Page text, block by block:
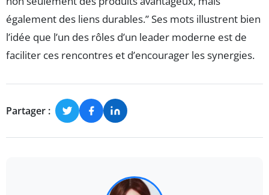
également des liens durables.” Ses mots illustrent bien
l’idée que l’un des rôles d’un leader moderne est de
faciliter ces rencontres et d’encourager les synergies.
Partager :